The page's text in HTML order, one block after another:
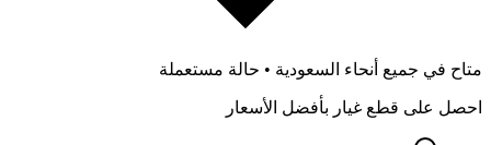
متاح في جميع أنحاء السعودية • حالة مستعملة
احصل على قطع غيار بأفضل الأسعار